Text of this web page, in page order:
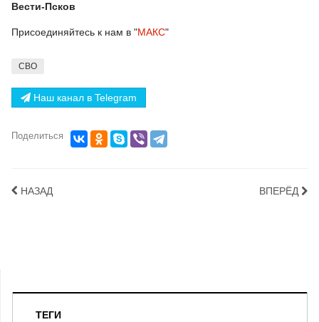
Вести-Псков
Присоединяйтесь к нам в "МАКС"
СВО
Наш канал в Telegram
Поделиться
НАЗАД ВПЕРЁД
ТЕГИ